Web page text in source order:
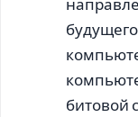
битовой